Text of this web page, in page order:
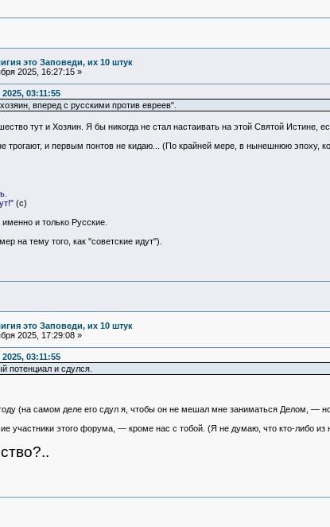
это Заповеди, их 10 штук
2025, 16:27:15 »
03:11:55
вперед с русскими против евреев".
тут и Хозяин. Я бы никогда не стал настаивать на этой Святой Истине,
трогают, и первым понтов не кидаю... (По крайней мере, в нынешнюю эпоху,
(c)
и только Русские.
на тему того, как "советские идут").
это Заповеди, их 10 штук
2025, 17:29:08 »
03:11:55
потенциал и сдулся.
(на самом деле его сдул я, чтобы он не мешал мне заниматься Делом, — но
участники этого форума, — кроме нас с тобой. (Я не думаю, что кто-либо из